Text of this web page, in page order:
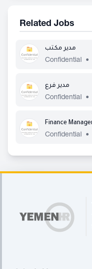
Related Jobs
مدير مكتب
Confidential
•
مدير فرع
Confidential
•
Confidential
•